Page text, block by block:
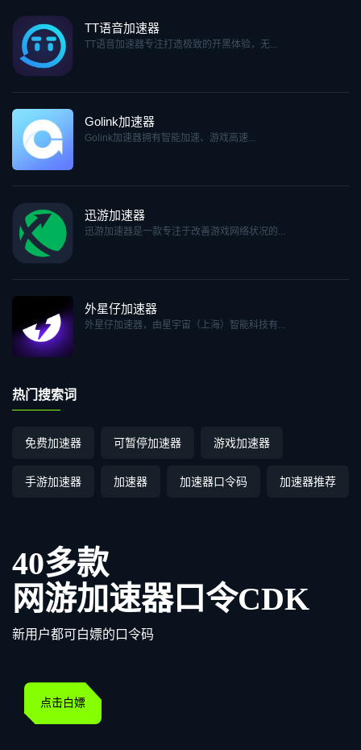
TT语音加速器
TT语音加速器专注打造极致的开黑体验，无...
Golink加速器
Golink加速器拥有智能加速、游戏高速...
迅游加速器
迅游加速器是一款专注于改善游戏网络状况的...
外星仔加速器
外星仔加速器，由星宇宙（上海）智能科技有...
热门搜索词
免费加速器 可暂停加速器 游戏加速器
手游加速器 加速器 加速器口令码 加速器推荐
40多款
网游加速器口令CDK
新用户都可白嫖的口令码
点击白嫖